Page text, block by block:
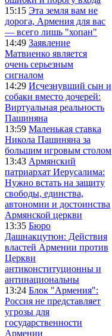
15:15 Эта земля вам не
дорога, Армения для вас
— всего лишь "хопан"
14:49 Заявление
Матвиенко является
очень серьезным
сигналом
14:29 Исчезнувший сын и
собаки вместо дочерей:
Виртуальная реальность
Пашиняна
13:59 Маленькая ставка
Никола Пашиняна за
большим игровым столом
13:43 Армянский
патриархат Иерусалима:
Нужно встать на защиту
свободы, единства,
автономии и достоинства
Армянской церкви
13:35 Бюро
Дашнакцутюн: Действия
властей Армении против
Церкви
антиконституционны и
антинациональны
13:24 Блок "Армения":
Россия не представляет
угрозы для
государственности
Армении